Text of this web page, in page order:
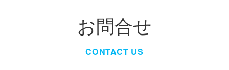
お問合せ
CONTACT US